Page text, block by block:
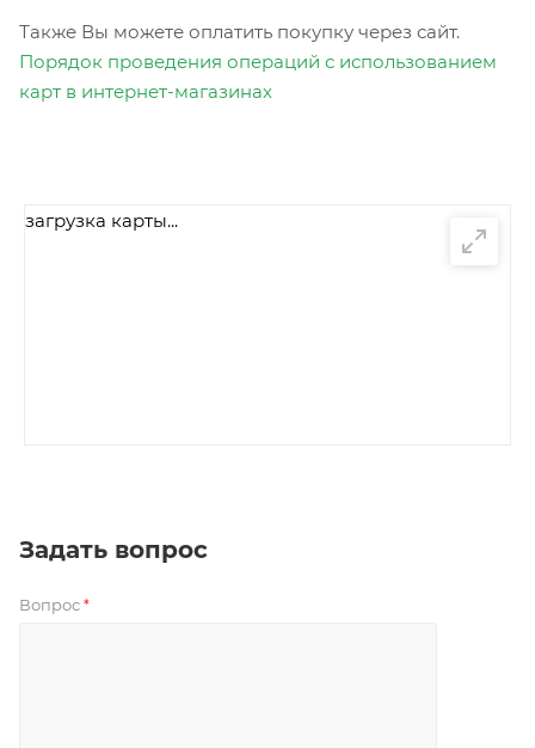
Также Вы можете оплатить покупку через сайт.
Порядок проведения операций с использованием
карт в интернет-магазинах
загрузка карты...
Задать вопрос
Вопрос *